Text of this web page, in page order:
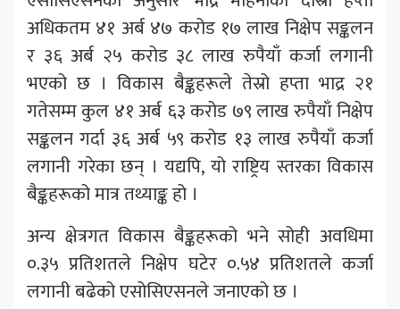
अधिकतम ४१ अर्ब ४७ करोड १७ लाख निक्षेप सङ्कलन
र ३६ अर्ब २५ करोड ३८ लाख रुपैयाँ कर्जा लगानी
भएको छ । विकास बैङ्कहरूले तेस्रो हप्ता भाद्र २१
गतेसम्म कुल ४१ अर्ब ६३ करोड ७९ लाख रुपैयाँ निक्षेप
सङ्कलन गर्दा ३६ अर्ब ५९ करोड १३ लाख रुपैयाँ कर्जा
लगानी गरेका छन् । यद्यपि, यो राष्ट्रिय स्तरका विकास
बैङ्कहरूको मात्र तथ्याङ्क हो ।
अन्य क्षेत्रगत विकास बैङ्कहरूको भने सोही अवधिमा
०.३५ प्रतिशतले निक्षेप घटेर ०.५४ प्रतिशतले कर्जा
लगानी बढेको एसोसिएसनले जनाएको छ ।